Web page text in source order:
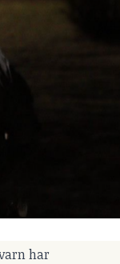
har